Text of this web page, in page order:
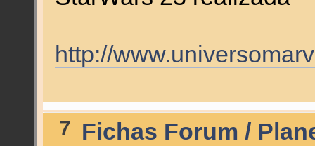
http://
7 Fichas Forum /